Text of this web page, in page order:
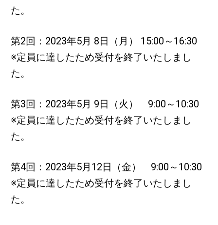
た。
第2回：2023年5月 8日（月） 15:00～16:30
※定員に達したため受付を終了いたしまし
た。
第3回：2023年5月 9日（火） 9:00～10:30
※定員に達したため受付を終了いたしまし
た。
第4回：2023年5月12日（金） 9:00～10:30
※定員に達したため受付を終了いたしまし
た。